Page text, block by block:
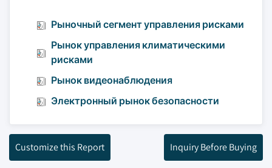
Рыночный сегмент управления рисками
Рынок управления климатическими
рисками
Рынок видеонаблюдения
Электронный рынок безопасности
Customize this Report Inquiry Before Buying